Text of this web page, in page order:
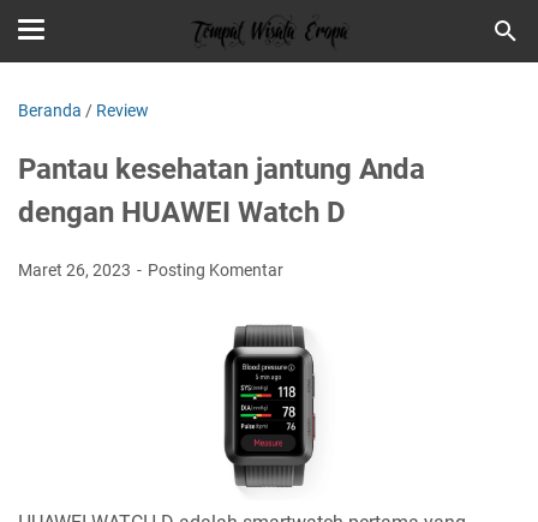
Beranda / Review
Pantau kesehatan jantung Anda
dengan HUAWEI Watch D
Maret 26, 2023 Posting Komentar